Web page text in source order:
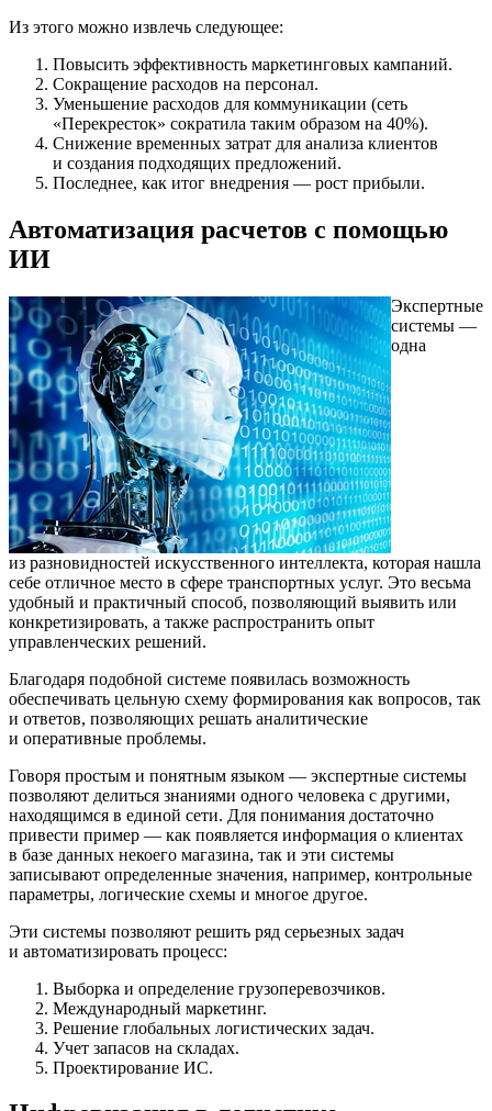
Из этого можно извлечь следующее:
Повысить эффективность маркетинговых кампаний.
Сокращение расходов на персонал.
Уменьшение расходов для коммуникации (сеть
«Перекресток» сократила таким образом на 40%).
Снижение временных затрат для анализа клиентов
и создания подходящих предложений.
Последнее, как итог внедрения — рост прибыли.
Автоматизация расчетов с помощью
ИИ
Экспертные
системы —
одна
из разновидностей искусственного интеллекта, которая нашла
себе отличное место в сфере транспортных услуг. Это весьма
удобный и практичный способ, позволяющий выявить или
конкретизировать, а также распространить опыт
управленческих решений.
Благодаря подобной системе появилась возможность
обеспечивать цельную схему формирования как вопросов, так
и ответов, позволяющих решать аналитические
и оперативные проблемы.
Говоря простым и понятным языком — экспертные системы
позволяют делиться знаниями одного человека с другими,
находящимся в единой сети. Для понимания достаточно
привести пример — как появляется информация о клиентах
в базе данных некоего магазина, так и эти системы
записывают определенные значения, например, контрольные
параметры, логические схемы и многое другое.
Эти системы позволяют решить ряд серьезных задач
и автоматизировать процесс:
Выборка и определение грузоперевозчиков.
Международный маркетинг.
Решение глобальных логистических задач.
Учет запасов на складах.
Проектирование ИС.